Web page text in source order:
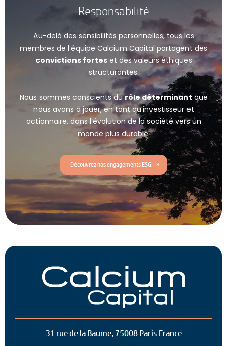
Responsabilité
Au-delà des sensibilités personnelles, tous les
membres de l’équipe Calcium Capital partagent des
convictions forteset des valeurs éthiques
structurantes.
Nous sommes conscients durôle déterminantque
nous avons à jouer, en tant qu’investisseur et
actionnaire, dans l’évolution de la société vers un
monde plus durable.
Découvrez nos engagements ESG
31 rue de la Baume, 75008 Paris France